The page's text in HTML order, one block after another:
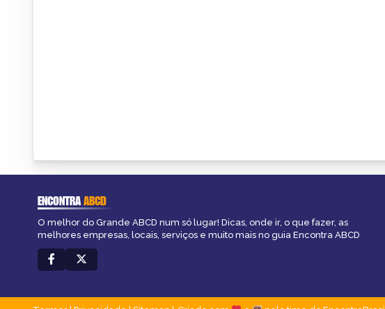
ENCONTRAABCD
O melhor do Grande ABCD num só lugar! Dicas, onde ir, o que fazer, as
melhores empresas, locais, serviços e muito mais no guia Encontra ABCD